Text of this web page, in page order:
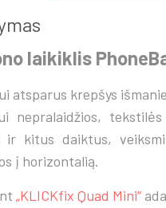
laikiklis
atsparus krepšys
nepralaidžios,
ir kitus daiktus,
į horizontalią.
„KLICKfix Quad Mini“